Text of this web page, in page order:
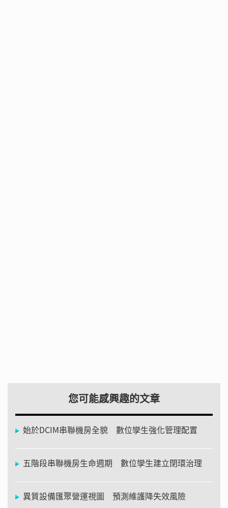
您可能感興趣的文章
始於DCIM串聯機房全貌 數位孿生強化管理配置
五階段串聯機房生命週期 數位孿生建立閉環治理
異質設備匯聚營運視圖 預測維護降失效風險